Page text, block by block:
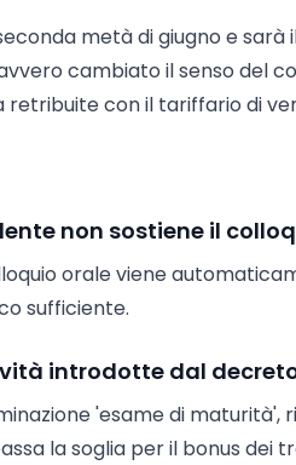
metà di giugno e
cambiato il senso del
con il tariffario di
non sostiene il
orale viene
sufficiente.
introdotte dal
'esame di maturità',
la soglia per il bonus dei